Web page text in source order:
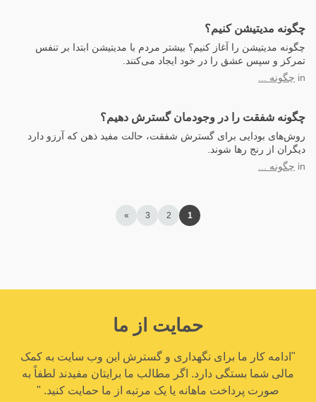
چگونه مدیتیشن کنیم؟
چگونه مدیتیشن را آغاز کنیم؟ بیشتر مردم با مدیتیشن ابتدا بر تنفس
تمرکز و سپس عشق را در خود ایجاد می‌کنند.
in چگونه ...
چگونه شفقت را در وجودمان گسترش دهیم؟
روش‌های بودایی برای گسترش شفقت، حالت مفید ذهن که آرزو دارد
دیگران از رنج رها شوند.
in چگونه ...
1
2
3
»
حمایت از ما
"ادامه کار ما برای نگهداری و گسترش این وب سایت به کمک
مالی شما بستگی دارد. اگر مطالب ما برایتان مفیدند لطفاً به
صورت پرداخت ماهانه یا یک مرتبه از ما حمایت کنید. "